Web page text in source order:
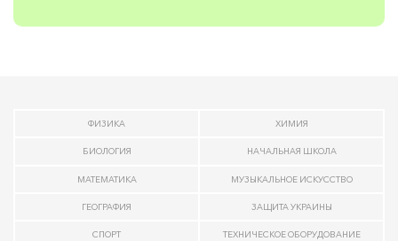
ФИЗИКА ХИМИЯ
БИОЛОГИЯ НАЧАЛЬНАЯ ШКОЛА
МАТЕМАТИКА МУЗЫКАЛЬНОЕ ИСКУССТВО
ГЕОГРАФИЯ ЗАЩИТА УКРАИНЫ
СПОРТ ТЕХНИЧЕСКОЕ ОБОРУДОВАНИЕ